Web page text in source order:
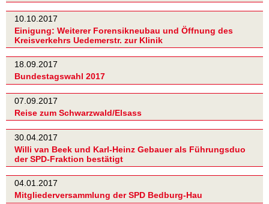
10.10.2017
Einigung: Weiterer Forensikneubau und Öffnung des
Kreisverkehrs Uedemerstr. zur Klinik
18.09.2017
Bundestagswahl 2017
07.09.2017
Reise zum Schwarzwald/Elsass
30.04.2017
Willi van Beek und Karl-Heinz Gebauer als Führungsduo
der SPD-Fraktion bestätigt
04.01.2017
Mitgliederversammlung der SPD Bedburg-Hau